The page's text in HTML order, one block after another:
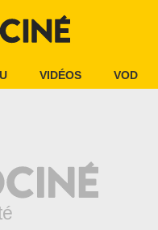
VIDÉOS VOD